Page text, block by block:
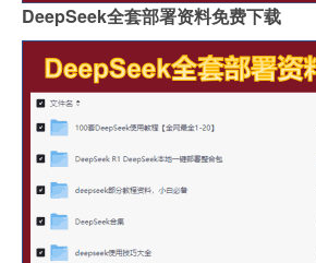
DeepSeek全套部署资料免费下载